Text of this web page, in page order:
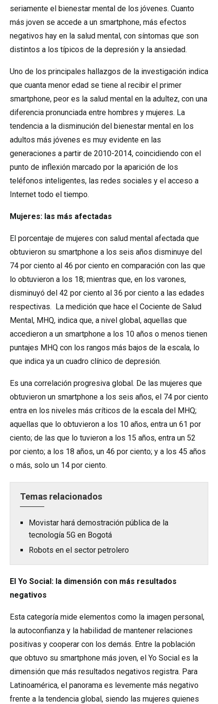
seriamente el bienestar mental de los jóvenes. Cuanto
más joven se accede a un smartphone, más efectos
negativos hay en la salud mental, con síntomas que son
distintos a los típicos de la depresión y la ansiedad.
Uno de los principales hallazgos de la investigación indica
que cuanta menor edad se tiene al recibir el primer
smartphone, peor es la salud mental en la adultez, con una
diferencia pronunciada entre hombres y mujeres. La
tendencia a la disminución del bienestar mental en los
adultos más jóvenes es muy evidente en las
generaciones a partir de 2010-2014, coincidiendo con el
punto de inflexión marcado por la aparición de los
teléfonos inteligentes, las redes sociales y el acceso a
Internet todo el tiempo.
Mujeres: las más afectadas
El porcentaje de mujeres con salud mental afectada que
obtuvieron su smartphone a los seis años disminuye del
74 por ciento al 46 por ciento en comparación con las que
lo obtuvieron a los 18; mientras que, en los varones,
disminuyó del 42 por ciento al 36 por ciento a las edades
respectivas. La medición que hace el Cociente de Salud
Mental, MHQ, indica que, a nivel global, aquellas que
accedieron a un smartphone a los 10 años o menos tienen
puntajes MHQ con los rangos más bajos de la escala, lo
que indica ya un cuadro clínico de depresión.
Es una correlación progresiva global. De las mujeres que
obtuvieron un smartphone a los seis años, el 74 por ciento
entra en los niveles más críticos de la escala del MHQ;
aquellas que lo obtuvieron a los 10 años, entra un 61 por
ciento; de las que lo tuvieron a los 15 años, entra un 52
por ciento; a los 18 años, un 46 por ciento; y a los 45 años
o más, solo un 14 por ciento.
Temas relacionados
Movistar hará demostración pública de la
tecnología 5G en Bogotá
Robots en el sector petrolero
El Yo Social: la dimensión con más resultados
negativos
Esta categoría mide elementos como la imagen personal,
la autoconfianza y la habilidad de mantener relaciones
positivas y cooperar con los demás. Entre la población
que obtuvo su smartphone más joven, el Yo Social es la
dimensión que más resultados negativos registra. Para
Latinoamérica, el panorama es levemente más negativo
frente a la tendencia global, siendo las mujeres quienes